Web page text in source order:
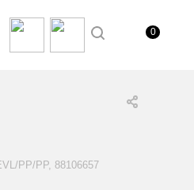
0
PP/PP, 88106657